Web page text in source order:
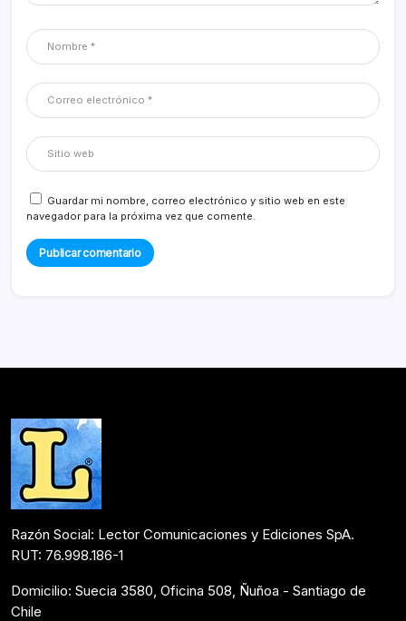
Guardar mi nombre, correo electrónico y sitio web en este
navegador para la próxima vez que comente.
Razón Social: Lector Comunicaciones y Ediciones SpA.
RUT: 76.998.186-1
Domicilio: Suecia 3580, Oficina 508, Ñuñoa - Santiago de
Chile